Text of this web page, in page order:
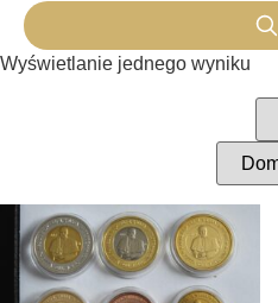
Wyświetlanie jednego wyniku